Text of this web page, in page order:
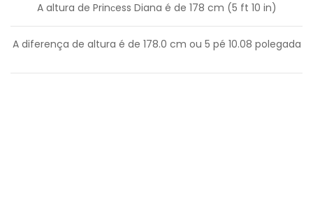
A altura de Prinсess Diana é de 178 cm (5 ft 10 in)
A diferença de altura é de 178.0 cm ou 5 pé 10.08 polegada